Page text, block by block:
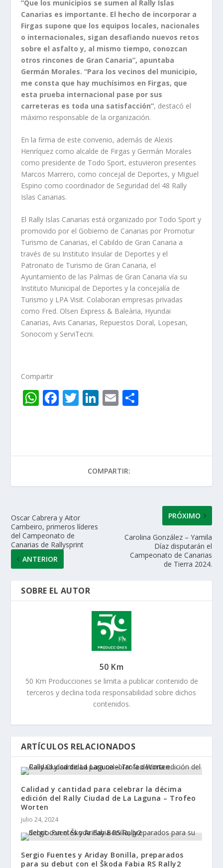
“Que los municipios se sumen al Rally Islas
Canarias es importante. El hecho de incorporar a
Firgas supone que los equipos locales, nacionales
o internacionales, sigan desafiando nuevos retos
sobre el asfalto y, al mismo tiempo, conozcan
otros rincones de Gran Canaria”, apuntaba
Germán Morales. “Para los vecinos del municipio,
me consta que hay muchísimos en Firgas, que
esta prueba internacional pase por sus
carreteras es toda una satisfacción”, destacó el
máximo responsable de la organización.
En la firma de este convenio, además de Alexis
Henríquez como alcalde de Firgas y Germán Morales
como presidente de Todo Sport, estuvieron presentes
Marcos Marrero, como concejal de Deportes, y Miguel
Espino como coordinador de Seguridad del 48 Rally
Islas Canarias.
El Rally Islas Canarias está organizado por Todo Sport y
promovido por el Gobierno de Canarias por Promotur
Turismo de Canarias, el Cabildo de Gran Canaria a
través de su Instituto Insular de Deportes y el
Patronato de Turismo de Gran Canaria, el
Ayuntamiento de las Palmas de Gran Canaria vía su
Instituto Municipal de Deportes y la concejalía de
Turismo y LPA Visit. Colaboran empresas privadas
como Fred. Olsen Express & Baleària, Hyundai
Canarias, Avis Canarias, Repuestos Doral, Lopesan,
Sonocom y ServiTecni.
Compartir
W
A
p
F
o
k
T Li
dI
n
E
ar
r
COMPARTIR:
Oscar Cabrera y Aitor
Cambeiro, primeros líderes
del Campeonato de
Canarias de Rallysprint
ANTERIOR
PRÓXIMO
Carolina González – Yamila
Díaz disputarán el
Campeonato de Canarias
de Tierra 2024.
SOBRE EL AUTOR
50 Km
50 Km Producciones se limita a publicar contenido de
terceros y declina toda responsabilidad sobre dichos
contenidos.
ARTÍCULOS RELACIONADOS
Calidad y cantidad para celebrar la décima
edición del Rally Ciudad de La Laguna – Trofeo
Worten
julio 24, 2024
Sergio Fuentes y Ariday Bonilla, preparados
para su debut con el Škoda Fabia RS Rally2